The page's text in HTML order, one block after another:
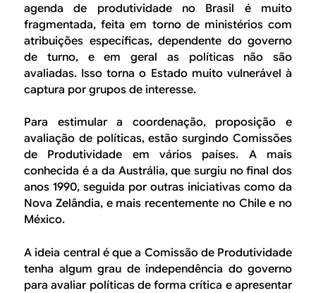
agenda de produtividade no Brasil é muito
fragmentada, feita em torno de ministérios com
atribuições específicas, dependente do governo
de turno, e em geral as políticas não são
avaliadas. Isso torna o Estado muito vulnerável à
captura por grupos de interesse.
Para estimular a coordenação, proposição e
avaliação de políticas, estão surgindo Comissões
de Produtividade em vários países. A mais
conhecida é a da Austrália, que surgiu no final dos
anos 1990, seguida por outras iniciativas como da
Nova Zelândia, e mais recentemente no Chile e no
México.
A ideia central é que a Comissão de Produtividade
tenha algum grau de independência do governo
para avaliar políticas de forma crítica e apresentar